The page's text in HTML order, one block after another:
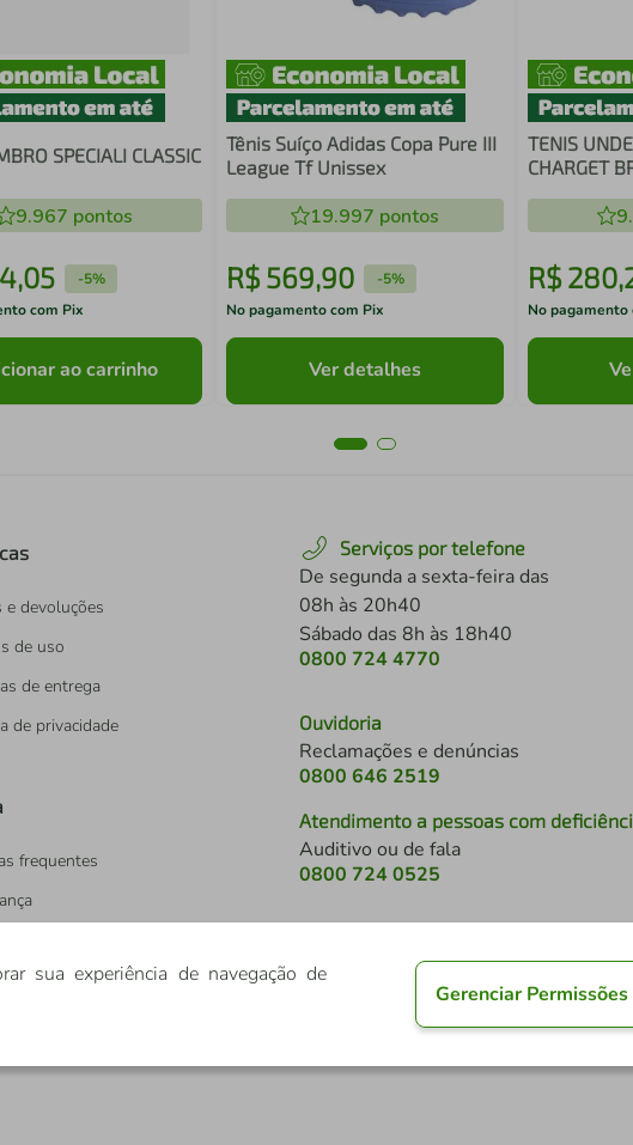
SPECIALI CLASSIC
9.967 pontos
,05 -5%
com Pix
ao carrinho
Tênis Suíço Adidas Copa Pure III
League Tf Unissex
19.997 pontos
R$569,90 -5%
No pagamento com Pix
Ver detalhes
TENIS
CHARGET
R$ 280,
No pagamento
e devoluções
de uso
de entrega
de privacidade
frequentes
Serviços por telefone
De segunda a sexta-feira das
08h às 20h40
Sábado das 8h às 18h40
0800 724 4770
Ouvidoria
Reclamações e denúncias
0800 646 2519
Atendimento a pessoas com
Auditivo ou de fala
0800 724 0525
sua experiência de navegação de
Gerenciar